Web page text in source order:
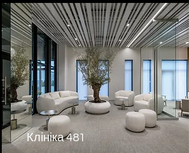
Клініка 481